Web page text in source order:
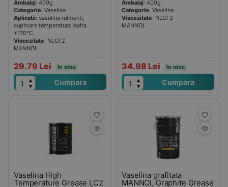
Ambalaj: 400g
Categorie: Vaselina
Aplicatii: vaselina rulmenti,
cuptoare temperatura inalta
+170°C
Viscozitate: NLGI 2
MANNOL
29.79 Lei în stoc
Cumpara
Ambalaj: 400g
Categorie: Vaselina
Viscozitate: NLGI 2
MANNOL
34.98 Lei în stoc
Cumpara
Vaselina High
Temperature Grease LC2
Vaselina grafitata
MANNOL Graphite Grease